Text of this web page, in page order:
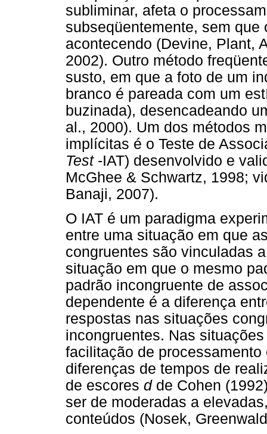
subliminar, afeta o
subseqüentemente, sem
acontecendo (Devine, Plant,
2002). Outro método
susto, em que a foto de um
branco é pareada com um
buzinada), desencadeando
al., 2000). Um dos métodos
implícitas é o Teste de
Test -IAT) desenvolvido e
McGhee & Schwartz, 1998;
Banaji, 2007).
O IAT é um paradigma
entre uma situação em que
congruentes são vinculadas
situação em que o mesmo
padrão incongruente de
dependente é a diferença
respostas nas situações
incongruentes. Nas
facilitação de
diferenças de tempos de
de escores dde Cohen
ser de moderadas a
conteúdos (Nosek,